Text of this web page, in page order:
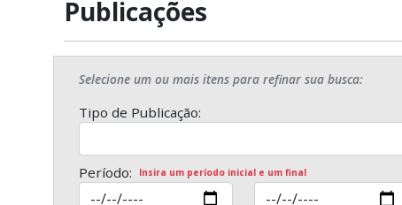
Publicações
Selecione um ou mais itens para refinar sua busca:
Tipo de Publicação:
Período: Insira um período inicial e um final